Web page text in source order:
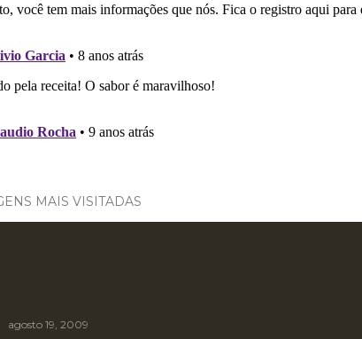
MAIS VISITADAS
agosto 19, 2009